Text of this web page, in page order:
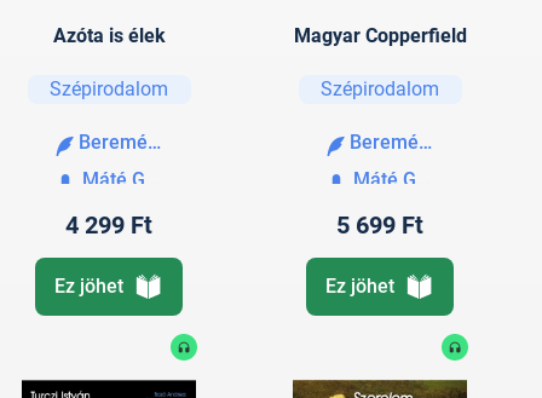
Azóta is élek
Szépirodalom
Bereményi Géza
Máté Gábor
4 299 Ft
Ez jöhet
Magyar Copperfield
Szépirodalom
Bereményi Géza
Máté Gábor
5 699 Ft
Ez jöhet